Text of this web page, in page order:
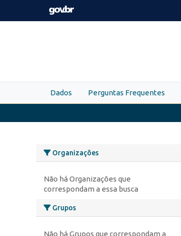
Skip to main content
Dados Perguntas Frequentes
Organizações
Não há Organizações que
correspondam a essa busca
Grupos
Não há Grupos que correspondam a